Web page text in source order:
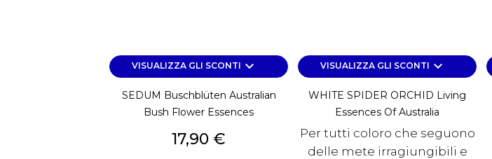
VISUALIZZA GLI SCONTI keyboard_arrow_down
SEDUM Buschblüten Australian
Bush Flower Essences
Prezzo
17,90 €
VISUALIZZA GLI SCONTI keyboard_arrow_down
WHITE SPIDER ORCHID Living
Essences Of Australia
Per tutti coloro che seguono
delle mete irragiungibili e